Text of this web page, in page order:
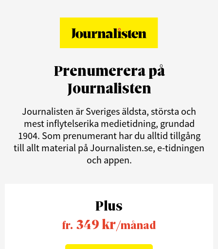
Prenumerera på
Journalisten
Journalisten är Sveriges äldsta, största och
mest inflytelserika medietidning, grundad
1904. Som prenumerant har du alltid tillgång
till allt material på Journalisten.se, e-tidningen
och appen.
Plus
fr. 349 kr/månad